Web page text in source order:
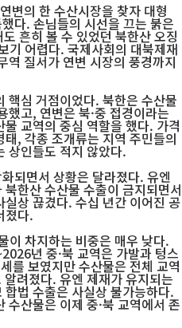
변의 한 수산시장을 찾자 대형
다. 손님들의 시선을 끄는 붉은
흔히 볼 수 있었던 북한산 오징
기 어렵다. 국제사회의 대북제재
역 질서가 연변 시장의 풍경까지
핵심 거점이었다. 북한은 수산물
했고, 연변은 북·중 접경이라는
교역의 중심 역할을 했다. 가격
, 각종 조개류는 지역 주민들의
상인들도 적지 않았다.
되면서 상황은 달라졌다. 유엔
한산 수산물 수출이 금지되면서
상 끊겼다. 수십 년간 이어진 공
졌다.
이 차지하는 비중은 매우 낮다.
년 중·북 교역은 가발과 텅스
를 보였지만 수산물은 전체 교역
려졌다. 유엔 제재가 유지되는
법 수출은 사실상 불가능하다.
산물은 이제 중·북 교역에서 존